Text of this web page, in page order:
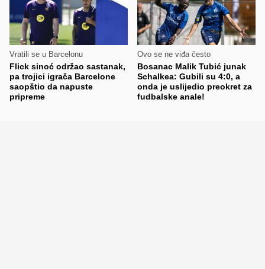
Vratili se u Barcelonu
Flick sinoć održao sastanak,
pa trojici igrača Barcelone
saopštio da napuste
pripreme
Ovo se ne viđa često
Bosanac Malik Tubić junak
Schalkea: Gubili su 4:0, a
onda je uslijedio preokret za
fudbalske anale!